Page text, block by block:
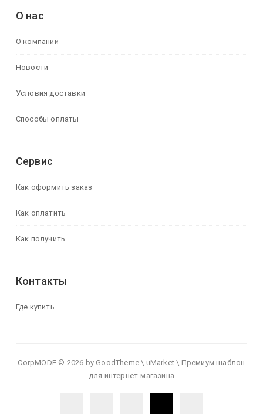
О нас
О компании
Новости
Условия доставки
Способы оплаты
Сервис
Как оформить заказ
Как оплатить
Как получить
Контакты
Где купить
CorpMODE © 2026 by GoodTheme \ uMarket \ Премиум шаблон
для интернет-магазина